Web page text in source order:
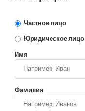
Частное лицо
Юридическое
Имя
Фамилия